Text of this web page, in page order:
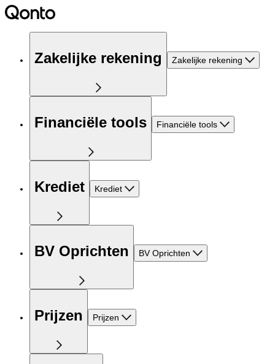
Zakelijke rekening Zakelijke rekening
Financiële tools Financiële tools
Krediet Krediet
BV Oprichten BV Oprichten
Prijzen Prijzen